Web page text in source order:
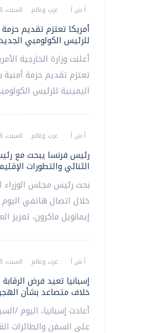
أ ش أ عرب وعالم السبت، 08 اغسطس 2026 06:08 م
أمريكا تعتزم تقديم حزمة
للرئيس الكولومبي الجديد
أعلنت وزارة الخارجية
تعتزم تقديم حزمة أمنية
اليمينية للرئيس
أ ش أ عرب وعالم السبت، 08 اغسطس 2026 06:06 م
رئيس فرنسا يبحث مع
الثنائي والتطورات
بحث رئيس مجلس الوزراء
خلال اتصال هاتفي
إيمانويل ماكرون، تعزيز
أ ش أ عرب وعالم السبت، 08 اغسطس 2026 06:05 م
إسبانيا تعيد فرض
خلاف متصاعد بشأن
أعادت إسبانيا، اليوم /
على السفن والطائرات